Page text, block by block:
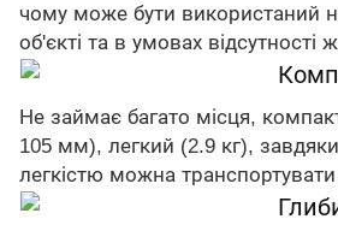
чому може бути використаний
об'єкті та в умовах відсутності
Не займає багато місця,
105 мм), легкий (2.9 кг),
легкістю можна транспортувати